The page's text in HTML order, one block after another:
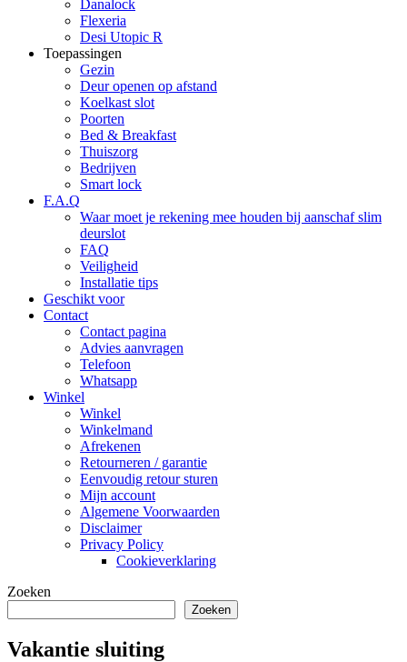
Danalock
Flexeria
Desi Utopic R
Toepassingen
Gezin
Deur openen op afstand
Koelkast slot
Poorten
Bed & Breakfast
Thuiszorg
Bedrijven
Smart lock
F.A.Q
Waar moet je rekening mee houden bij aanschaf slim
deurslot
FAQ
Veiligheid
Installatie tips
Geschikt voor
Contact
Contact pagina
Advies aanvragen
Telefoon
Whatsapp
Winkel
Winkel
Winkelmand
Afrekenen
Retourneren / garantie
Eenvoudig retour sturen
Mijn account
Algemene Voorwaarden
Disclaimer
Privacy Policy
Cookieverklaring
Zoeken
Zoeken
Vakantie sluiting